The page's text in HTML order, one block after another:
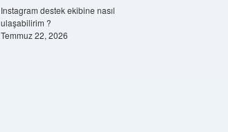
Instagram destek ekibine nasıl
ulaşabilirim ?
Temmuz 22, 2026